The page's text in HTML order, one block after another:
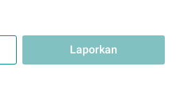
Laporkan